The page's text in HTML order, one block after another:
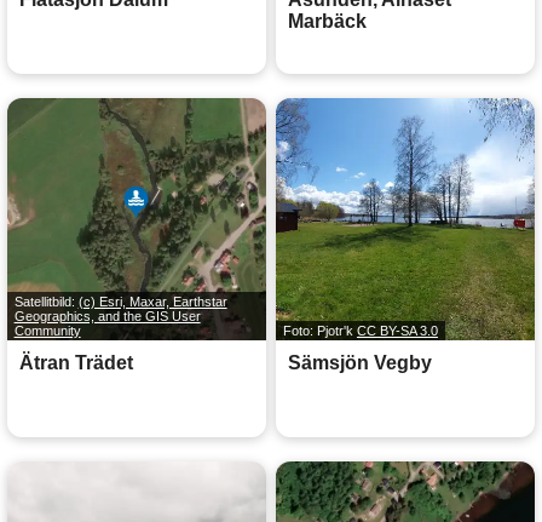
Marbäck
Satellitbild: (c) Esri, Maxar, Earthstar
Geographics, and the GIS User
Community
Ätran Trädet
Foto: Pjotr'k CC BY-SA 3.0
Sämsjön Vegby